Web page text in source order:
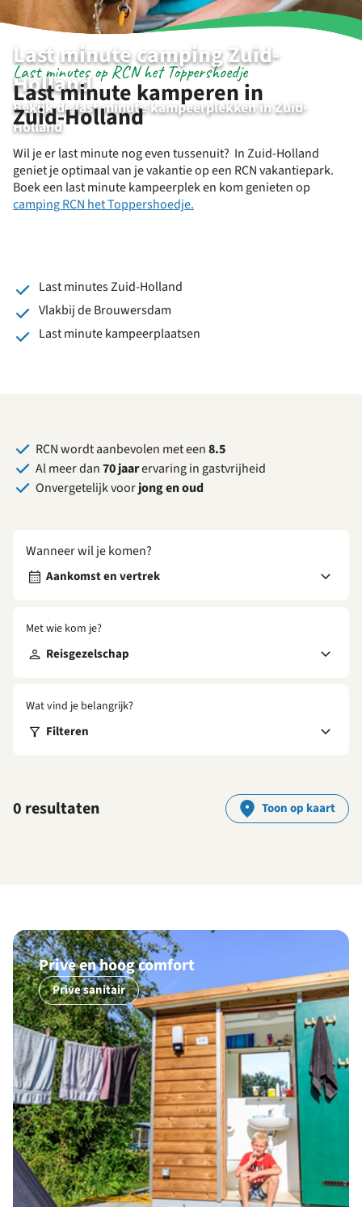
Last minute camping Zuid-
Holland
Bekijk de last minute kampeerplekken in Zuid-
Holland
Last minute kamperen in
Zuid-Holland
Last minutes op RCN het Toppershoedje
Wil je er last minute nog even tussenuit? In Zuid-Holland
geniet je optimaal van je vakantie op een RCN vakantiepark.
Boek een last minute kampeerplek en kom genieten op
camping RCN het Toppershoedje.
Last minutes Zuid-Holland
Vlakbij de Brouwersdam
Last minute kampeerplaatsen
RCN wordt aanbevolen met een8.5
Al meer dan70 jaarervaring in gastvrijheid
Onvergetelijk voorjong en oud
Wanneer wil je komen?
Aankomst en vertrek
Met wie kom je?
Reisgezelschap
Wat vind je belangrijk?
Filteren
0 resultaten Toon op kaart
Prive en hoog comfort
Prive sanitair